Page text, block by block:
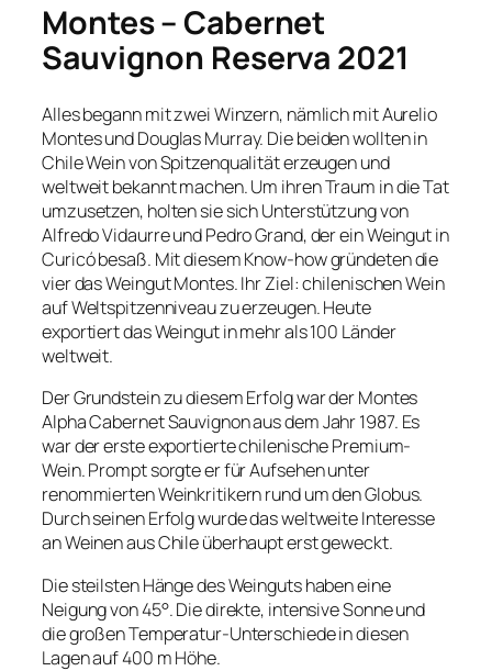
Montes – Cabernet
Sauvignon Reserva 2021
Alles begann mit zwei Winzern, nämlich mit Aurelio
Montes und Douglas Murray. Die beiden wollten in
Chile Wein von Spitzenqualität erzeugen und
weltweit bekannt machen. Um ihren Traum in die Tat
umzusetzen, holten sie sich Unterstützung von
Alfredo Vidaurre und Pedro Grand, der ein Weingut in
Curicó besaß. Mit diesem Know-how gründeten die
vier das Weingut Montes. Ihr Ziel: chilenischen Wein
auf Weltspitzenniveau zu erzeugen. Heute
exportiert das Weingut in mehr als 100 Länder
weltweit.
Der Grundstein zu diesem Erfolg war der Montes
Alpha Cabernet Sauvignon aus dem Jahr 1987. Es
war der erste exportierte chilenische Premium-
Wein. Prompt sorgte er für Aufsehen unter
renommierten Weinkritikern rund um den Globus.
Durch seinen Erfolg wurde das weltweite Interesse
an Weinen aus Chile überhaupt erst geweckt.
Die steilsten Hänge des Weinguts haben eine
Neigung von 45°. Die direkte, intensive Sonne und
die großen Temperatur-Unterschiede in diesen
Lagen auf 400 m Höhe.